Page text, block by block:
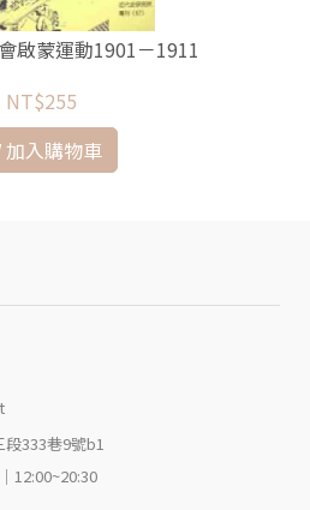
啟蒙運動1901－1911
NT$255
加入購物車
333巷9號b1
12:00~20:30